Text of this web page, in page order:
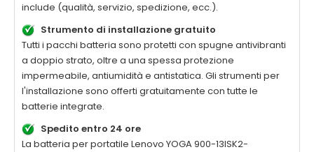
include (qualità, servizio, spedizione, ecc.).
Strumento di installazione gratuito
Tutti i pacchi batteria sono protetti con spugne antivibranti
a doppio strato, oltre a una spessa protezione
impermeabile, antiumidità e antistatica. Gli strumenti per
l'installazione sono offerti gratuitamente con tutte le
batterie integrate.
Spedito entro 24 ore
La batteria per portatile Lenovo YOGA 900-13ISK2-